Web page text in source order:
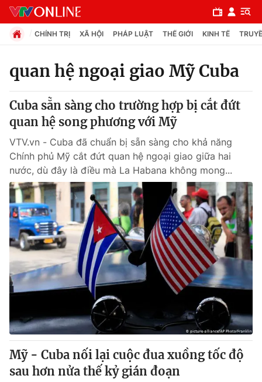
Chuyên mục
Chính trị
Xã hội
Pháp luật
Y tế
Thế giới
Tin tức
Câu chuyện quốc tế
Kinh tế
Thị trường
Góc doanh nghiệp
Dữ liệu và đời sống
Truyền hình
CHÍNH TRỊ XÃ HỘI PHÁP LUẬT THẾ GIỚI KINH TẾ
quan hệ ngoại giao Mỹ Cuba
Cuba sẵn sàng cho trường hợp bị cắt đứt
quan hệ song phương với Mỹ
VTV.vn - Cuba đã chuẩn bị sẵn sàng cho khả năng
Chính phủ Mỹ cắt đứt quan hệ ngoại giao giữa hai
nước, dù đây là điều mà La Habana không mong...
Mỹ - Cuba nối lại cuộc đua xuồng tốc độ
sau hơn nửa thế kỷ gián đoạn